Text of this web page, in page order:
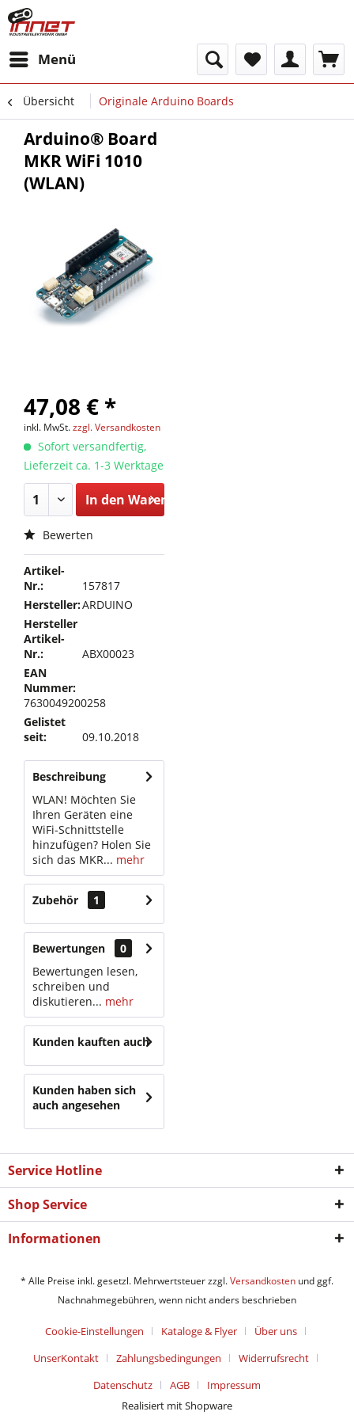
Menü
Übersicht Originale Arduino Boards
Arduino® Board
MKR WiFi 1010
(WLAN)
47,08 € *
inkl. MwSt.zzgl. Versandkosten
Sofort versandfertig,
Lieferzeit ca. 1-3 Werktage
In den Warenkorb
Bewerten
Artikel-
Nr.:
157817
Hersteller:ARDUINO
Hersteller
Artikel-
Nr.:
ABX00023
EAN
Nummer:
7630049200258
Gelistet
seit:
09.10.2018
Beschreibung
WLAN! Möchten Sie
Ihren Geräten eine
WiFi-Schnittstelle
hinzufügen? Holen Sie
sich das MKR... mehr
Zubehör 1
Bewertungen
0
Bewertungen lesen,
schreiben und
diskutieren... mehr
Kunden kauften auch
Kunden haben sich
auch angesehen
Service Hotline
Shop Service
Informationen
* Alle Preise inkl. gesetzl. Mehrwertsteuer zzgl.Versandkosten und ggf.
Nachnahmegebühren, wenn nicht anders beschrieben
Cookie-Einstellungen Kataloge & Flyer
Über uns
UnserKontakt
Zahlungsbedingungen
Widerrufsrecht
Datenschutz
AGB
Impressum
Realisiert mit Shopware